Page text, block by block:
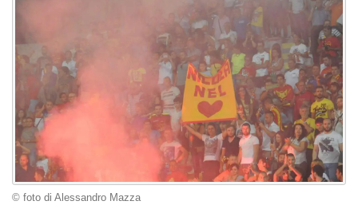
© foto di Alessandro Mazza